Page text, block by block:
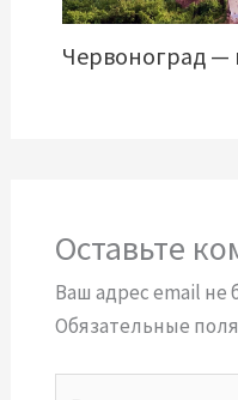
Червоноград —
Оставьте
Ваш адрес email не
Обязательные